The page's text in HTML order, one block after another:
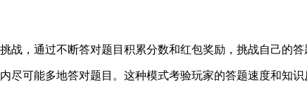
，通过不断答对题目积累分数和红包奖励，挑战自己的答
可能多地答对题目。这种模式考验玩家的答题速度和知